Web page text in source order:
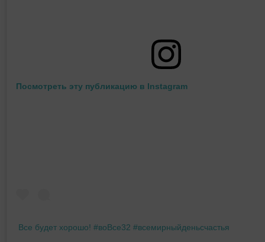
Посмотреть эту публикацию в Instagram
Все будет хорошо! #воВсе32 #всемирныйденьсчастья